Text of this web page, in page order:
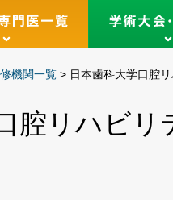
機関一覧 > 日本歯科大学口腔
腔リハビ